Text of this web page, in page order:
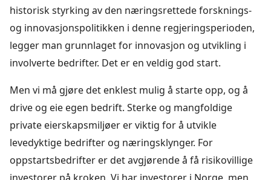
historisk styrking av den næringsrettede forsknings-
og innovasjonspolitikken i denne regjeringsperioden,
legger man grunnlaget for innovasjon og utvikling i
involverte bedrifter. Det er en veldig god start.
Men vi må gjøre det enklest mulig å starte opp, og å
drive og eie egen bedrift. Sterke og mangfoldige
private eierskapsmiljøer er viktig for å utvikle
levedyktige bedrifter og næringsklynger. For
oppstartsbedrifter er det avgjørende å få risikovillige
investorer på kroken. Vi har investorer i Norge, men